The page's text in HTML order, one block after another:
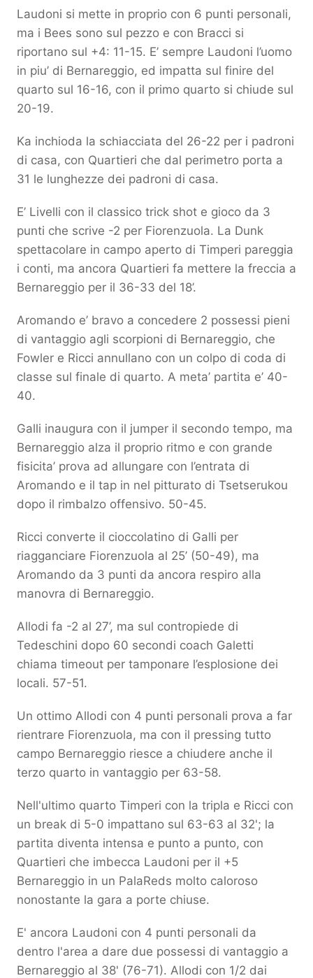
Laudoni si mette in proprio con 6 punti personali,
ma i Bees sono sul pezzo e con Bracci si
riportano sul +4: 11-15. E’ sempre Laudoni l’uomo
in piu’ di Bernareggio, ed impatta sul finire del
quarto sul 16-16, con il primo quarto si chiude sul
20-19.
Ka inchioda la schiacciata del 26-22 per i padroni
di casa, con Quartieri che dal perimetro porta a
31 le lunghezze dei padroni di casa.
E’ Livelli con il classico trick shot e gioco da 3
punti che scrive -2 per Fiorenzuola. La Dunk
spettacolare in campo aperto di Timperi pareggia
i conti, ma ancora Quartieri fa mettere la freccia a
Bernareggio per il 36-33 del 18’.
Aromando e’ bravo a concedere 2 possessi pieni
di vantaggio agli scorpioni di Bernareggio, che
Fowler e Ricci annullano con un colpo di coda di
classe sul finale di quarto. A meta’ partita e’ 40-
40.
Galli inaugura con il jumper il secondo tempo, ma
Bernareggio alza il proprio ritmo e con grande
fisicita’ prova ad allungare con l’entrata di
Aromando e il tap in nel pitturato di Tsetserukou
dopo il rimbalzo offensivo. 50-45.
Ricci converte il cioccolatino di Galli per
riagganciare Fiorenzuola al 25’ (50-49), ma
Aromando da 3 punti da ancora respiro alla
manovra di Bernareggio.
Allodi fa -2 al 27’, ma sul contropiede di
Tedeschini dopo 60 secondi coach Galetti
chiama timeout per tamponare l’esplosione dei
locali. 57-51.
Un ottimo Allodi con 4 punti personali prova a far
rientrare Fiorenzuola, ma con il pressing tutto
campo Bernareggio riesce a chiudere anche il
terzo quarto in vantaggio per 63-58.
Nell'ultimo quarto Timperi con la tripla e Ricci con
un break di 5-0 impattano sul 63-63 al 32'; la
partita diventa intensa e punto a punto, con
Quartieri che imbecca Laudoni per il +5
Bernareggio in un PalaReds molto caloroso
nonostante la gara a porte chiuse.
E' ancora Laudoni con 4 punti personali da
dentro l'area a dare due possessi di vantaggio a
Bernareggio al 38' (76-71). Allodi con 1/2 dai